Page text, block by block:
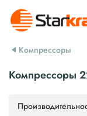
Компрессоры
Компрессоры